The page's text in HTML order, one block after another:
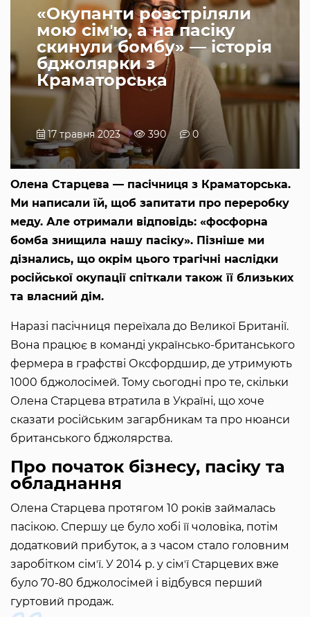
«Окупанти розстріляли
мою сімʼю, а на пасіку
скинули бомбу» — історія
бджолярки з
Краматорська
17 травня 2023 390 0
Олена Старцева — пасічниця з Краматорська.
Ми написали їй, щоб запитати про переробку
меду. Але отримали відповідь: «фосфорна
бомба знищила нашу пасіку». Пізніше ми
дізнались, що окрім цього трагічні наслідки
російської окупації спіткали також її близьких
та власний дім.
Наразі пасічниця переїхала до Великої Британії.
Вона працює в команді українсько-британського
фермера в графстві Оксфордшир, де утримують
1000 бджолосімей. Тому сьогодні про те, скільки
Олена Старцева втратила в Україні, що хоче
сказати російським загарбникам та про нюанси
британського бджолярства.
Про початок бізнесу, пасіку та
обладнання
Олена Старцева протягом 10 років займалась
пасікою. Спершу це було хобі її чоловіка, потім
додатковий прибуток, а з часом стало головним
заробітком сімʼї. У 2014 р. у сімʼї Старцевих вже
було 70-80 бджолосімей і відбувся перший
гуртовий продаж.